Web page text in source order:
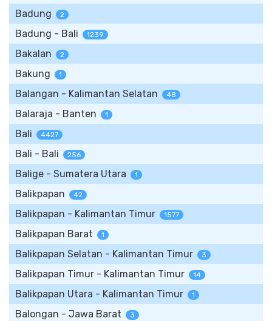
Badung 2
Badung - Bali 1239
Bakalan 2
Bakung 1
Balangan - Kalimantan Selatan 48
Balaraja - Banten 1
Bali 4427
Bali - Bali 256
Balige - Sumatera Utara 1
Balikpapan 42
Balikpapan - Kalimantan Timur 1577
Balikpapan Barat 1
Balikpapan Selatan - Kalimantan Timur 3
Balikpapan Timur - Kalimantan Timur 14
Balikpapan Utara - Kalimantan Timur 1
Balongan - Jawa Barat 3